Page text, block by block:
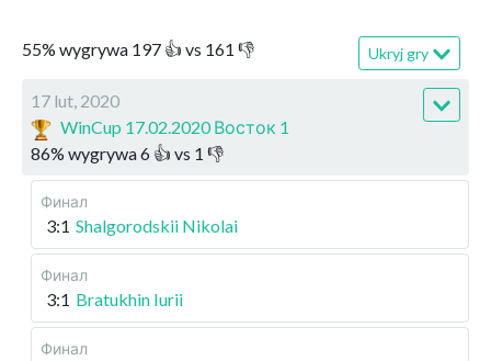
55% wygrywa 197 👍 vs 161 👎 Ukryj gry
17 lut, 2020
WinCup 17.02.2020 Восток 1
86% wygrywa6 👍 vs 1 👎
Финал
3:1 Shalgorodskii Nikolai
Финал
3:1 Bratukhin Iurii
Финал